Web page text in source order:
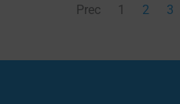
Prec 1 2 3